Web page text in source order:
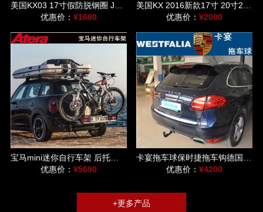
优惠价： ¥1680
优惠价：¥2000
宝马mini迷你自行车架 后托式单车架德国爱德乐速达DL车架
优惠价： ¥5690
卡宴拖车球保时捷拖车钩德国威斯法利westfalia后托球自行车架
优惠价：¥4200
+更多产品